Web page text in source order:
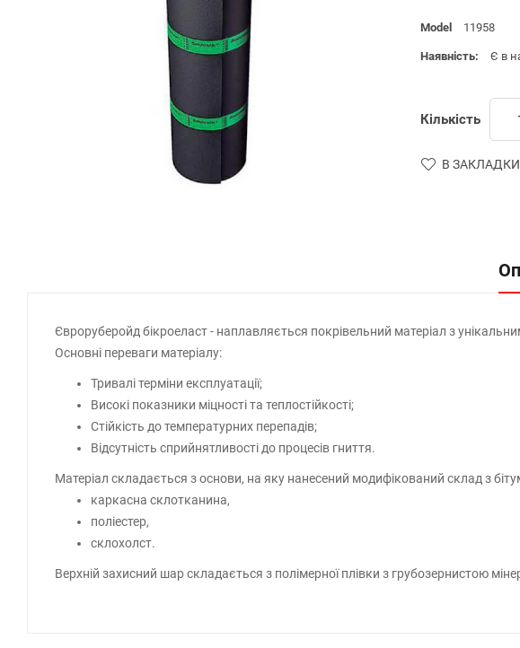
Model 11958
Наявність: Є в
Кількість
В ЗАКЛАДКИ
Євроруберойд бікроеласт - наплавляється покрівельний матеріал з
Основні переваги матеріалу:
Тривалі терміни експлуатації;
Високі показники міцності та теплостійкості;
Стійкість до температурних перепадів;
Відсутність сприйнятливості до процесів гниття.
Матеріал складається з основи, на яку нанесений модифікований склад з
каркасна склотканина,
поліестер,
склохолст.
Верхній захисний шар складається з полімерної плівки з грубозернистою